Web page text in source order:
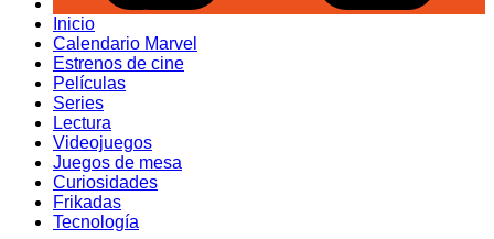
Inicio
Calendario Marvel
Estrenos de cine
Películas
Series
Lectura
Videojuegos
Juegos de mesa
Curiosidades
Frikadas
Tecnología